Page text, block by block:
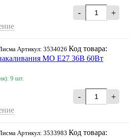
- +
Артикул: 3534026 Код товара:
МО E27 36В 60Вт
9 шт.
- +
Артикул: 3533983 Код товара: